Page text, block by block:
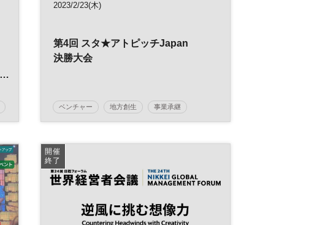
2023/2/23(木)
第4回 スタ★アトピッチJapan
決勝大会
ベンチャー 地方創生 事業承継
開催
終了